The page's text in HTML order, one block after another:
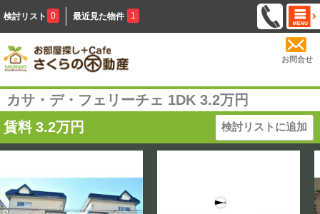
検討リスト 0 最近見た物件 1
お問合せ
カサ・デ・フェリーチェ 1DK 3.2万円
賃料 3.2万円 検討リストに追加